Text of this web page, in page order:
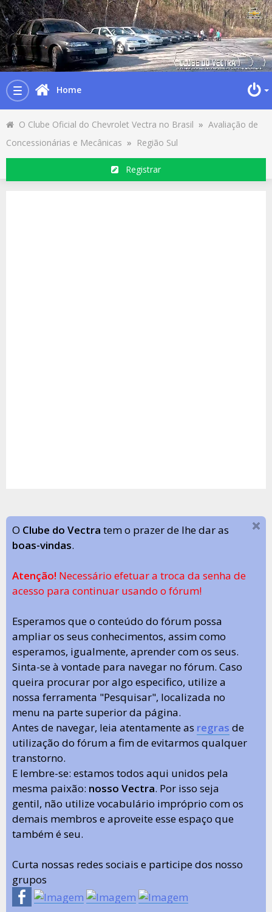
Toggle
navigation
Home
O Clube Oficial do Chevrolet Vectra no Brasil » Avaliação de
Concessionárias e Mecânicas » Região Sul
Registrar
O Clube do Vectra tem o prazer de lhe dar as
boas-vindas.
Atenção! Necessário efetuar a troca da senha de
acesso para continuar usando o fórum!
Esperamos que o conteúdo do fórum possa
ampliar os seus conhecimentos, assim como
esperamos, igualmente, aprender com os seus.
Sinta-se à vontade para navegar no fórum. Caso
queira procurar por algo especifico, utilize a
nossa ferramenta "Pesquisar", localizada no
menu na parte superior da página.
Antes de navegar, leia atentamente as regras de
utilização do fórum a fim de evitarmos qualquer
transtorno.
E lembre-se: estamos todos aqui unidos pela
mesma paixão: nosso Vectra. Por isso seja
gentil, não utilize vocabulário impróprio com os
demais membros e aproveite esse espaço que
também é seu.
Curta nossas redes sociais e participe dos nosso
grupos